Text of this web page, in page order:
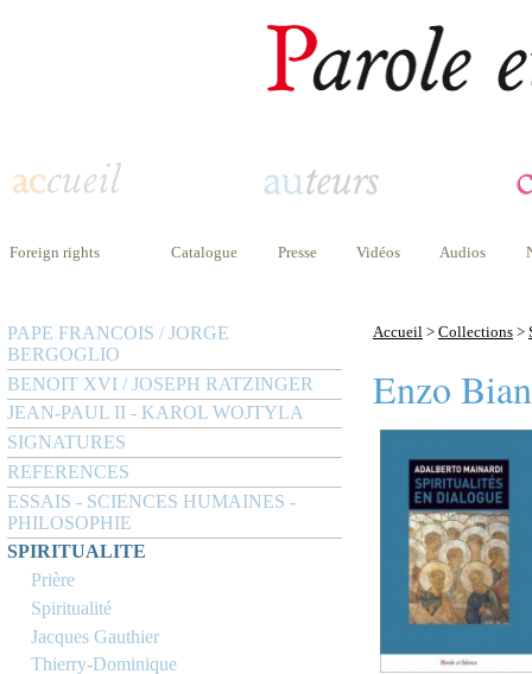
Foreign rights Catalogue Presse Vidéos Audios
PAPE FRANCOIS / JORGE
BERGOGLIO
BENOIT XVI / JOSEPH RATZINGER
JEAN-PAUL II - KAROL WOJTYLA
SIGNATURES
REFERENCES
ESSAIS - SCIENCES HUMAINES -
PHILOSOPHIE
SPIRITUALITE
Prière
Spiritualité
Jacques Gauthier
Thierry-Dominique
Accueil > Collections >
Enzo